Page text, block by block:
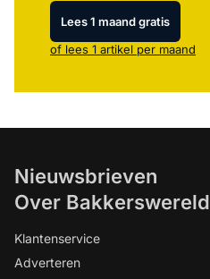
Lees 1 maand gratis
of lees 1 artikel per maand
Nieuwsbrieven
Over Bakkerswereld
Klantenservice
Adverteren